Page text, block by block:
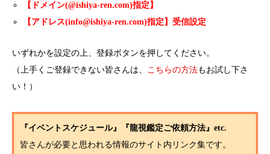
【ドメイン(@ishiya-ren.com)指定】
【アドレス(info@ishiya-ren.com)指定】受信設定
いずれかを設定の上、登録ボタンを押してください。
（上手くご登録できない皆さんは、 こちらの方法もお試し下さ
い！）
『イベントスケジュール』『龍視鑑定ご依頼方法』etc.
皆さんが必要と思われる情報のサイト内リンク集です。